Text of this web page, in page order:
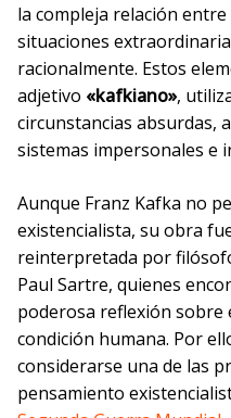
la compleja relación
situaciones
racionalmente. Estos
adjetivo «kafkiano»,
circunstancias absurdas,
sistemas impersonales e
Aunque Franz Kafka no
existencialista, su obra
reinterpretada por
Paul Sartre, quienes
poderosa reflexión sobre
condición humana. Por
considerarse una de las
pensamiento